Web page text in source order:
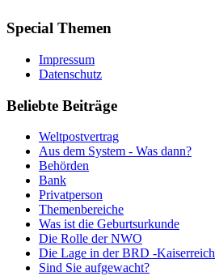
Special Themen
Impressum
Datenschutz
Beliebte Beiträge
Weltpostvertrag
Aus dem System - Was dann?
Behörden
Bank
Privatperson
Themenbereiche
Was ist die Geburtsurkunde
Die Rolle der NWO
Die Lage in der BRD -Kaiserreich
Sind Sie aufgewacht?